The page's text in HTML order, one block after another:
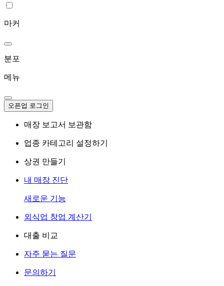
마커
분포
메뉴
오픈업 로그인
매장 보고서 보관함
업종 카테고리 설정하기
상권 만들기
내 매장 진단
새로운 기능
외식업 창업 계산기
대출 비교
자주 묻는 질문
문의하기